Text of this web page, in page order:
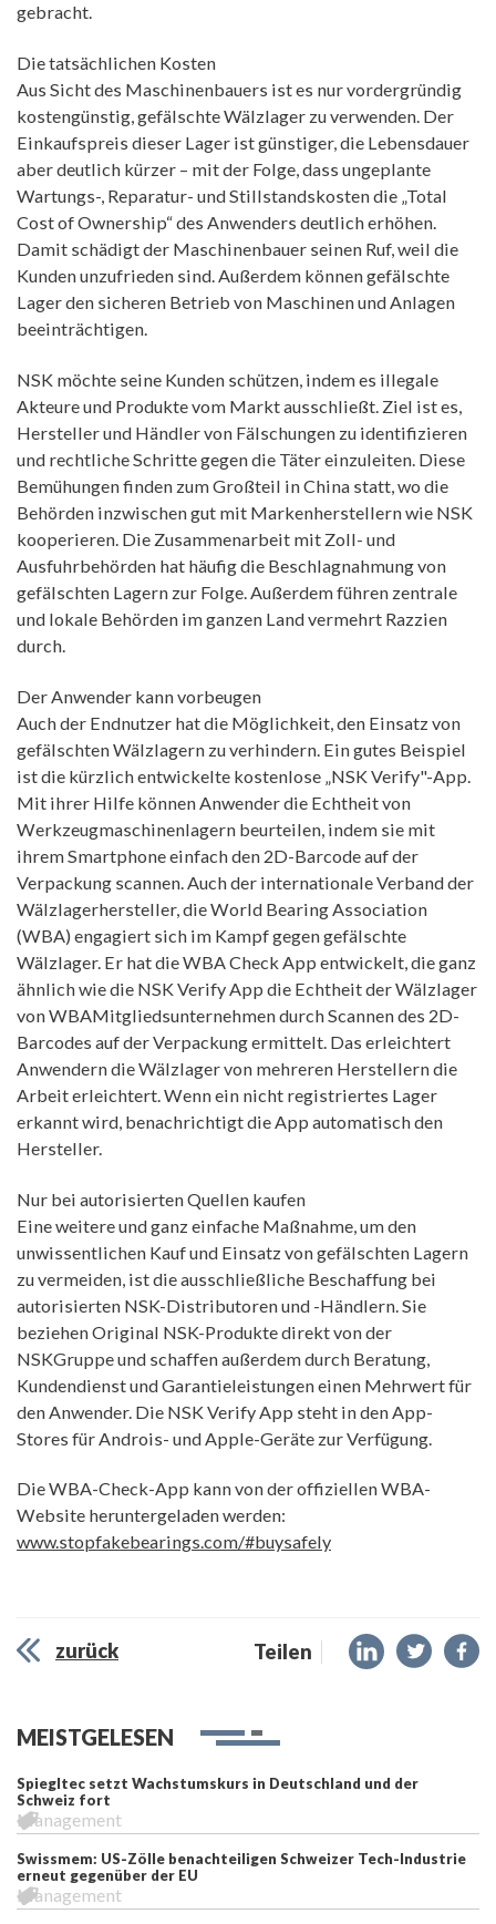
gebracht.
Die tatsächlichen Kosten
Aus Sicht des Maschinenbauers ist es nur vordergründig
kostengünstig, gefälschte Wälzlager zu verwenden. Der
Einkaufspreis dieser Lager ist günstiger, die Lebensdauer
aber deutlich kürzer – mit der Folge, dass ungeplante
Wartungs-, Reparatur- und Stillstandskosten die „Total
Cost of Ownership“ des Anwenders deutlich erhöhen.
Damit schädigt der Maschinenbauer seinen Ruf, weil die
Kunden unzufrieden sind. Außerdem können gefälschte
Lager den sicheren Betrieb von Maschinen und Anlagen
beeinträchtigen.
NSK möchte seine Kunden schützen, indem es illegale
Akteure und Produkte vom Markt ausschließt. Ziel ist es,
Hersteller und Händler von Fälschungen zu identifizieren
und rechtliche Schritte gegen die Täter einzuleiten. Diese
Bemühungen finden zum Großteil in China statt, wo die
Behörden inzwischen gut mit Markenherstellern wie NSK
kooperieren. Die Zusammenarbeit mit Zoll- und
Ausfuhrbehörden hat häufig die Beschlagnahmung von
gefälschten Lagern zur Folge. Außerdem führen zentrale
und lokale Behörden im ganzen Land vermehrt Razzien
durch.
Der Anwender kann vorbeugen
Auch der Endnutzer hat die Möglichkeit, den Einsatz von
gefälschten Wälzlagern zu verhindern. Ein gutes Beispiel
ist die kürzlich entwickelte kostenlose „NSK Verify"-App.
Mit ihrer Hilfe können Anwender die Echtheit von
Werkzeugmaschinenlagern beurteilen, indem sie mit
ihrem Smartphone einfach den 2D-Barcode auf der
Verpackung scannen. Auch der internationale Verband der
Wälzlagerhersteller, die World Bearing Association
(WBA) engagiert sich im Kampf gegen gefälschte
Wälzlager. Er hat die WBA Check App entwickelt, die ganz
ähnlich wie die NSK Verify App die Echtheit der Wälzlager
von WBAMitgliedsunternehmen durch Scannen des 2D-
Barcodes auf der Verpackung ermittelt. Das erleichtert
Anwendern die Wälzlager von mehreren Herstellern die
Arbeit erleichtert. Wenn ein nicht registriertes Lager
erkannt wird, benachrichtigt die App automatisch den
Hersteller.
Nur bei autorisierten Quellen kaufen
Eine weitere und ganz einfache Maßnahme, um den
unwissentlichen Kauf und Einsatz von gefälschten Lagern
zu vermeiden, ist die ausschließliche Beschaffung bei
autorisierten NSK-Distributoren und -Händlern. Sie
beziehen Original NSK-Produkte direkt von der
NSKGruppe und schaffen außerdem durch Beratung,
Kundendienst und Garantieleistungen einen Mehrwert für
den Anwender. Die NSK Verify App steht in den App-
Stores für Androis- und Apple-Geräte zur Verfügung.
Die WBA-Check-App kann von der offiziellen WBA-
Website heruntergeladen werden:
www.stopfakebearings.com/#buysafely
zurück Teilen
MEISTGELESEN
Spiegltec setzt Wachstumskurs in Deutschland und der
Schweiz fort
Management
Swissmem: US-Zölle benachteiligen Schweizer Tech-Industrie
erneut gegenüber der EU
Management